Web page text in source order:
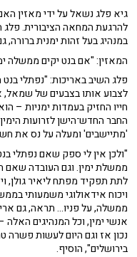
גיא פלג נשאל על ידי מאזין
להרגעת המחאה הציבורית. פלג
במנהיג בעל זהות ימנית
המאזין: "אם בנט יקים ממשלה
פלג השיב באריכות: "נפתלי
לצבוע אותו בצבעים של שמאל,
חייו החזיק בעמדות ימניות –
החבר החדש־הישן לזרועות
'מתיישבים' ומעלה על נס את
"ולכן אין לי ספק שאם נפתלי
ממשלת ימין. וגם העובדה שאם
לתת תפקיד מפתח ליאיר גולן,
ויכוח אידאולוגי משמעותי
ממשלה, על פניו... תראה, גם
אנשי ימין, וכל המנהיגים
נכון אז וגם היום לעשות פשרה
בירושלים", הוסיף.